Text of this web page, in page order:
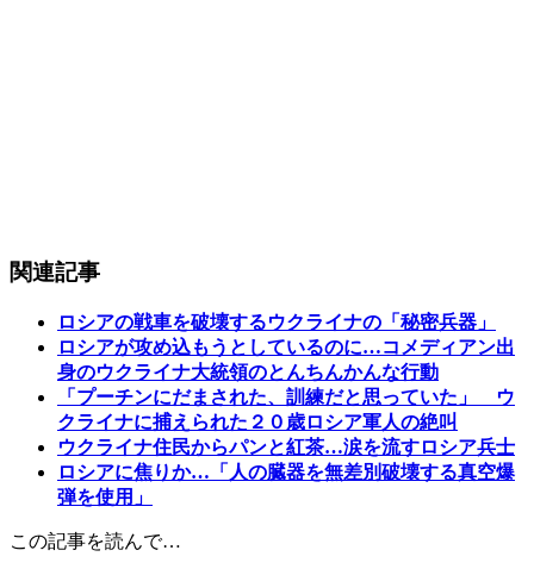
関連記事
ロシアの戦車を破壊するウクライナの「秘密兵器」
ロシアが攻め込もうとしているのに…コメディアン出
身のウクライナ大統領のとんちんかんな行動
「プーチンにだまされた、訓練だと思っていた」 ウ
クライナに捕えられた２０歳ロシア軍人の絶叫
ウクライナ住民からパンと紅茶…涙を流すロシア兵士
ロシアに焦りか…「人の臓器を無差別破壊する真空爆
弾を使用」
この記事を読んで…